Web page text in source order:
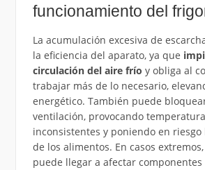
funcionamiento del
La acumulación excesiva de
la eficiencia del aparato, ya que
circulación del aire frío y obliga al
trabajar más de lo necesario,
energético. También puede
ventilación, provocando
inconsistentes y poniendo en riesgo
de los alimentos. En casos
puede llegar a afectar componentes